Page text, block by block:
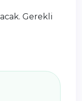
Gerekli